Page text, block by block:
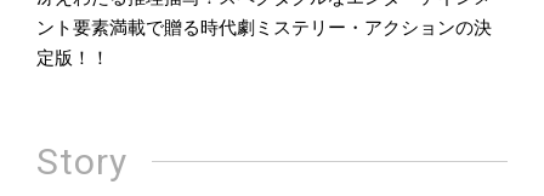
ント要素満載で贈る時代劇ミステリー・アクションの決
定版！！
Story